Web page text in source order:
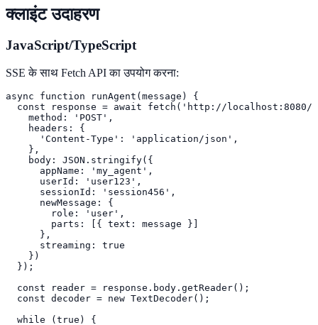
क्लाइंट उदाहरण
JavaScript/TypeScript
SSE के साथ Fetch API का उपयोग करना:
async function runAgent(message) {
const response = await fetch('http://localhost:8080/
    method: 'POST',
    headers: {
      'Content-Type': 'application/json',
    },
    body: JSON.stringify({
      appName: 'my_agent',
      userId: 'user123',
      sessionId: 'session456',
      newMessage: {
        role: 'user',
        parts: [{ text: message }]
      },
      streaming: true
    })
  });
  const reader = response.body.getReader();
  const decoder = new TextDecoder();
  while (true) {